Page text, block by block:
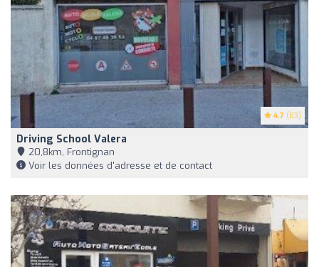
4.7 (83)
Driving School Valera
20,8km, Frontignan
Voir les données d'adresse et de contact